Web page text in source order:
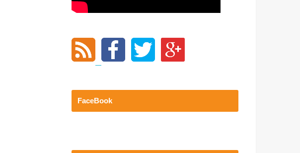
FaceBook